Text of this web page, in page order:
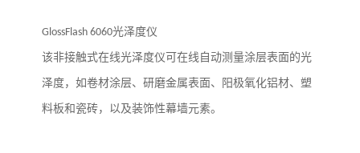
GlossFlash 6060光泽度仪
该非接触式在线光泽度仪可在线自动测量涂层表面的光
泽度，如卷材涂层、研磨金属表面、阳极氧化铝材、塑
料板和瓷砖，以及装饰性幕墙元素。